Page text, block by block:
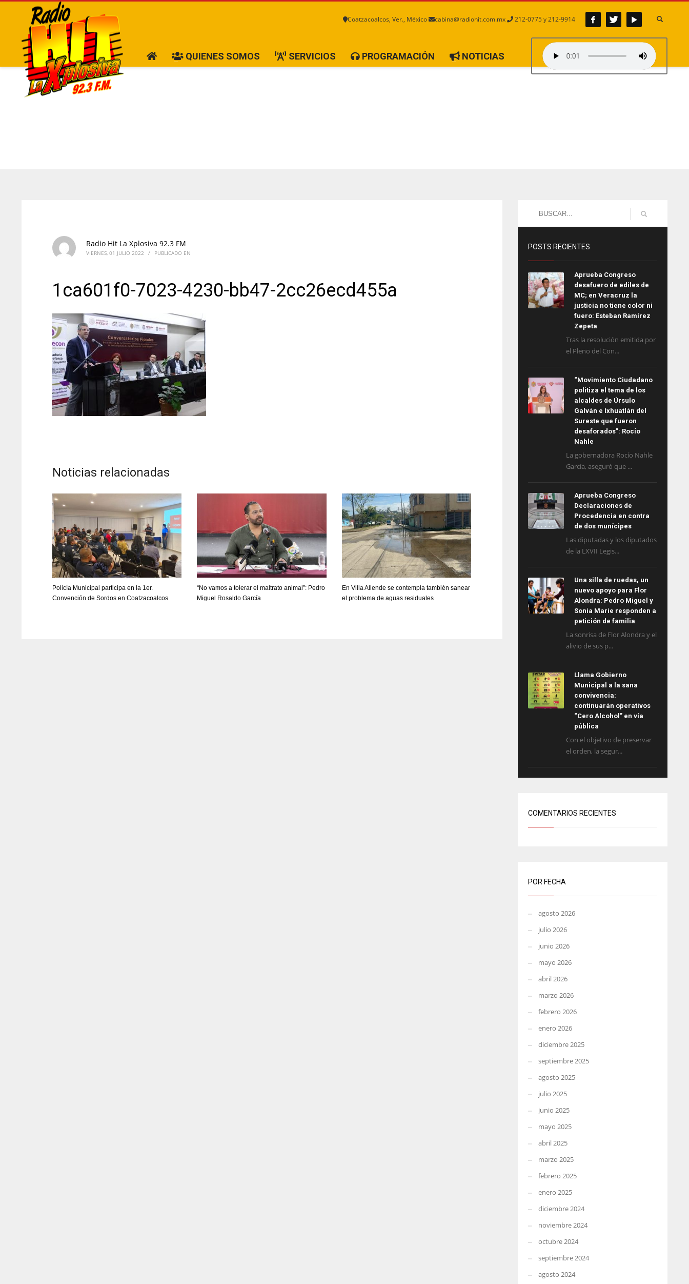
Coatzacoalcos, Ver., México cabina@radiohit.com.mx 212-0775 y 212-9914
QUIENES SOMOS SERVICIOS PROGRAMACIÓN NOTICIAS
Radio Hit La Xplosiva 92.3 FM
VIERNES, 01 JULIO 2022 / PUBLICADO EN
1ca601f0-7023-4230-bb47-2cc26ecd455a
Noticias relacionadas
Policía Municipal participa en la 1er.
Convención de Sordos en Coatzacoalcos
“No vamos a tolerar el maltrato animal”: Pedro
Miguel Rosaldo García
En Villa Allende se contempla también sanear
el problema de aguas residuales
POSTS RECIENTES
Aprueba Congreso
desafuero de ediles de
MC; en Veracruz la
justicia no tiene color ni
fuero: Esteban Ramírez
Zepeta
Tras la resolución emitida por
el Pleno del Con...
“Movimiento Ciudadano
politiza el tema de los
alcaldes de Úrsulo
Galván e Ixhuatlán del
Sureste que fueron
desaforados”: Rocío
Nahle
La gobernadora Rocío Nahle
García, aseguró que ...
Aprueba Congreso
Declaraciones de
Procedencia en contra
de dos munícipes
Las diputadas y los diputados
de la LXVII Legis...
Una silla de ruedas, un
nuevo apoyo para Flor
Alondra: Pedro Miguel y
Sonia Marie responden a
petición de familia
La sonrisa de Flor Alondra y el
alivio de sus p...
Llama Gobierno
Municipal a la sana
convivencia:
continuarán operativos
“Cero Alcohol” en vía
pública
Con el objetivo de preservar
el orden, la segur...
COMENTARIOS RECIENTES
POR FECHA
agosto 2026
julio 2026
junio 2026
mayo 2026
abril 2026
marzo 2026
febrero 2026
enero 2026
diciembre 2025
septiembre 2025
agosto 2025
julio 2025
junio 2025
mayo 2025
abril 2025
marzo 2025
febrero 2025
enero 2025
diciembre 2024
noviembre 2024
octubre 2024
septiembre 2024
agosto 2024